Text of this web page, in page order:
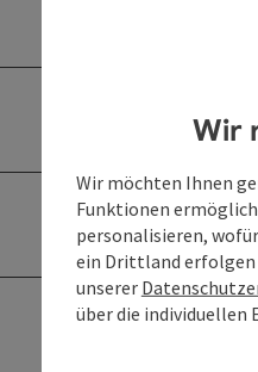
Wir
Wir möchten Ihnen
Funktionen
personalisieren,
ein Drittland erfolgen
unserer
über die individuellen